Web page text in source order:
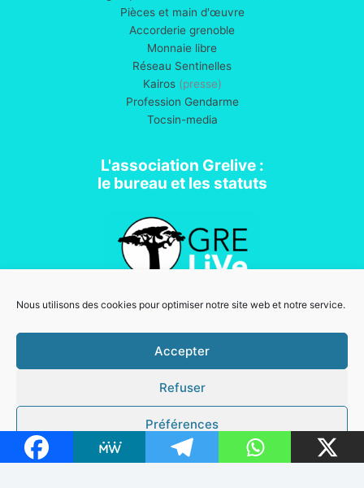
Nous utilisons des cookies pour optimiser notre site web et notre service.
Accepter
Refuser
Préférences
Pièces et main d'œuvre
Accorderie grenoble
Monnaie libre
Réseau Sentinelles
Kairos(presse)
Profession Gendarme
Tocsin-media
L'association Grelive :
le bureau et les statuts
Association loi 1901
Mentions légales
Copyright © 2026 Grelive | Powered by